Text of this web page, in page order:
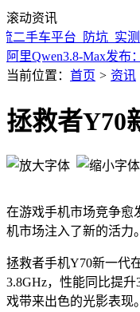
滚动资讯
手车平台_防坑_实测
AI狂潮冲击苹果漏洞防
北航青年闪耀WAIC：
阿里Qwen3.8-Max发
SK海力士携手闪迪推
QuestMobile榜单：豆
REDMI K100 Pro系列
陶世智能完成1.4亿融
一加加速清仓美国市场
AI狂潮冲击苹果漏洞防
当前位置： 首页 > 资讯
拯救者Y70
在游戏手机市场竞争愈
机市场注入了新的活力。
拯救者手机Y70新一代
3.8GHz，性能同比提
戏带来出色的光影表现